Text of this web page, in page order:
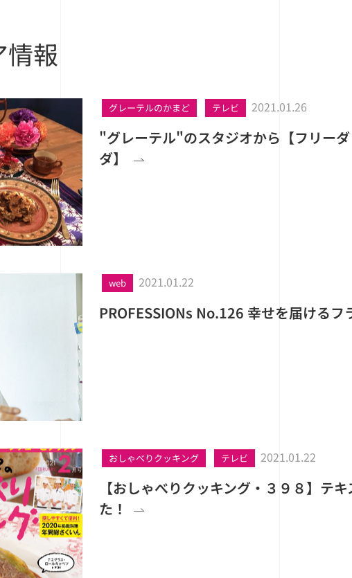
情報
グレーテルのかまど テレビ 2021.01.26
"グレーテル"のスタジオから【フリー
ダ】
web 2021.01.22
PROFESSIONs No.126 幸せを届けるフ
おしゃべりクッキング テレビ 2021.01.22
【おしゃべりクッキング・３９８】テ
た！